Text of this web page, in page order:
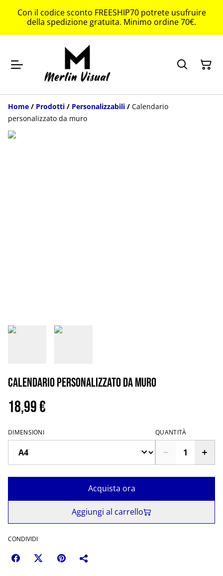
Con il codice sconto FREESHIP70 potrete usufruire
della spedizione gratuita. Minimo ordine 70€.
Home / Prodotti / Personalizzabili / Calendario
personalizzato da muro
Calendario personalizzato da muro
18,99 €
DIMENSIONI QUANTITÀ
Acquista ora
Aggiungi al carrello
CONDIVIDI